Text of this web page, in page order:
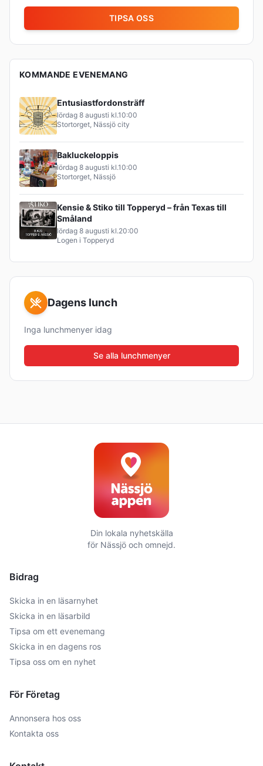
TIPSA OSS
KOMMANDE EVENEMANG
Entusiastfordonsträff
lördag 8 augusti kl.10:00
Stortorget, Nässjö city
Bakluckeloppis
lördag 8 augusti kl.10:00
Stortorget, Nässjö
Kensie & Stiko till Topperyd – från Texas till
Småland
lördag 8 augusti kl.20:00
Logen i Topperyd
Dagens lunch
Inga lunchmenyer idag
Se alla lunchmenyer
Din lokala nyhetskälla
för Nässjö och omnejd.
Bidrag
Skicka in en läsarnyhet
Skicka in en läsarbild
Tipsa om ett evenemang
Skicka in en dagens ros
Tipsa oss om en nyhet
För Företag
Annonsera hos oss
Kontakta oss